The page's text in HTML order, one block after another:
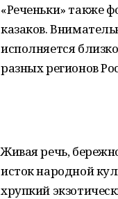
«Реченьки» также
казаков.
исполняется
разных регионов
Живая речь,
исток народной
хрупкий